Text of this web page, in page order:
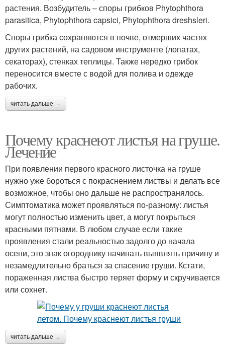
растения. Возбудитель – споры грибков Phytophthora
parasitica, Phytophthora capsici, Phytophthora dreshsleri.
Споры грибка сохраняются в почве, отмерших частях
других растений, на садовом инструменте (лопатах,
секаторах), стенках теплицы. Также нередко грибок
переносится вместе с водой для полива и одежде
рабочих.
читать дальше →
Почему краснеют листья на груше.
Лечение
При появлении первого красного листочка на груше
нужно уже бороться с покраснением листвы и делать все
возможное, чтобы оно дальше не распространялось.
Симптоматика может проявляться по-разному: листья
могут полностью изменить цвет, а могут покрыться
красными пятнами. В любом случае если такие
проявления стали реальностью задолго до начала
осени, это знак огороднику начинать выявлять причину и
незамедлительно браться за спасение груши. Кстати,
пораженная листва быстро теряет форму и скручивается
или сохнет.
читать дальше →